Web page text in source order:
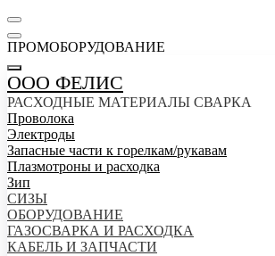
ПРОМОБОРУДОВАНИЕ
ООО ФЕЛИС
РАСХОДНЫЕ МАТЕРИАЛЫ СВАРКА
Проволока
Электроды
Запасные части к горелкам/рукавам
Плазмотроны и расходка
Зип
СИЗЫ
ОБОРУДОВАНИЕ
ГАЗОСВАРКА И РАСХОДКА
КАБЕЛЬ И ЗАПЧАСТИ